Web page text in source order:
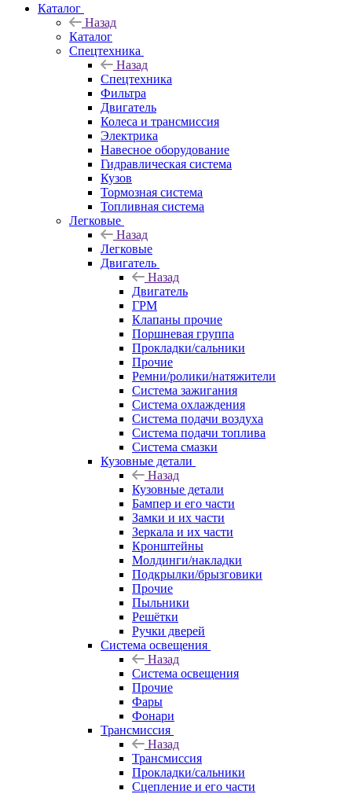
Каталог
Назад
Каталог
Спецтехника
Назад
Спецтехника
Фильтра
Двигатель
Колеса и трансмиссия
Электрика
Навесное оборудование
Гидравлическая система
Кузов
Тормозная система
Топливная система
Легковые
Назад
Легковые
Двигатель
Назад
Двигатель
ГРМ
Клапаны прочие
Поршневая группа
Прокладки/сальники
Прочие
Ремни/ролики/натяжители
Система зажигания
Система охлаждения
Система подачи воздуха
Система подачи топлива
Система смазки
Кузовные детали
Назад
Кузовные детали
Бампер и его части
Замки и их части
Зеркала и их части
Кронштейны
Молдинги/накладки
Подкрылки/брызговики
Прочие
Пыльники
Решётки
Ручки дверей
Система освещения
Назад
Система освещения
Прочие
Фары
Фонари
Трансмиссия
Назад
Трансмиссия
Прокладки/сальники
Сцепление и его части